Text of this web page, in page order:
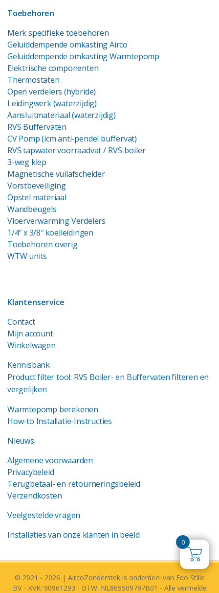
Toebehoren
Merk specifieke toebehoren
Geluiddempende omkasting Airco
Geluiddempende omkasting Warmtepomp
Elektrische componenten
Thermostaten
Open verdelers (hybride)
Leidingwerk (waterzijdig)
Aansluitmateriaal (waterzijdig)
RVS Buffervaten
CV Pomp (icm anti-pendel buffervat)
RVS tapwater voorraadvat/ RVS boiler
3-weg klep
Magnetische vuilafscheider
Vorstbeveiliging
Opstel materiaal
Wandbeugels
Vloerverwarming Verdelers
1/4″ x 3/8″ koelleidingen
Toebehoren overig
WTW units
Klantenservice
Contact
Mijn account
Winkelwagen
Kennisbank
Product filter tool: RVS Boiler- en Buffervaten filteren en
vergelijken
Warmtepomp berekenen
How-to Installatie-Instructies
Nieuws
Algemene voorwaarden
Privacybeleid
Terugbetaal- en retourneringsbeleid
Verzendkosten
Veelgestelde vragen
Installaties van onze klanten in beeld
© 2021 - 2026 | AircoZonderstek is onderdeel van Edo Stille
BV - KVK: 90961293 - BTW: NL865509797B01 - Alle vermelde
0